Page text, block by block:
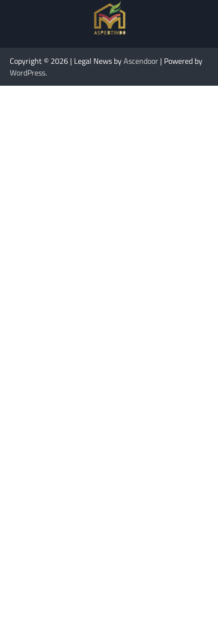
Copyright © 2026 | Legal News byAscendoor | Powered by
WordPress.